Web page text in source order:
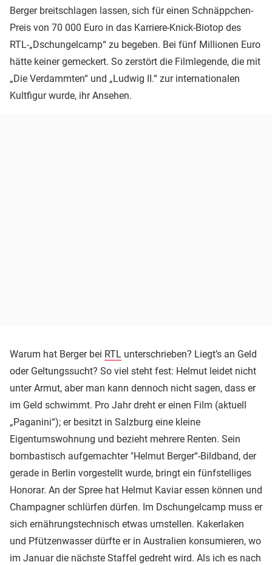
Berger breitschlagen lassen, sich für einen Schnäppchen-
Preis von 70 000 Euro in das Karriere-Knick-Biotop des
RTL-„Dschungelcamp“ zu begeben. Bei fünf Millionen Euro
hätte keiner gemeckert. So zerstört die Filmlegende, die mit
„Die Verdammten“ und „Ludwig II.“ zur internationalen
Kultfigur wurde, ihr Ansehen.
Warum hat Berger bei RTL unterschrieben? Liegt’s an Geld
oder Geltungssucht? So viel steht fest: Helmut leidet nicht
unter Armut, aber man kann dennoch nicht sagen, dass er
im Geld schwimmt. Pro Jahr dreht er einen Film (aktuell
„Paganini“); er besitzt in Salzburg eine kleine
Eigentumswohnung und bezieht mehrere Renten. Sein
bombastisch aufgemachter "Helmut Berger“-Bildband, der
gerade in Berlin vorgestellt wurde, bringt ein fünfstelliges
Honorar. An der Spree hat Helmut Kaviar essen können und
Champagner schlürfen dürfen. Im Dschungelcamp muss er
sich ernährungstechnisch etwas umstellen. Kakerlaken
und Pfützenwasser dürfte er in Australien konsumieren, wo
im Januar die nächste Staffel gedreht wird. Als ich es nach